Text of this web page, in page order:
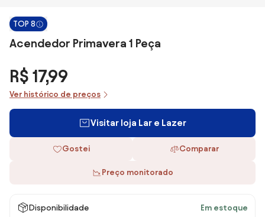
TOP 8
Acendedor Primavera 1 Peça
R$ 17,99
Ver histórico de preços
Visitar loja Lar e Lazer
Gostei Comparar
Preço monitorado
Disponibilidade Em estoque